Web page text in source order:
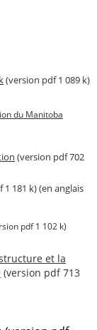
(version pdf 1 089 k)
du Manitoba
(version pdf 702
181 k) (en anglais
pdf 1 102 k)
et la
(version pdf 713